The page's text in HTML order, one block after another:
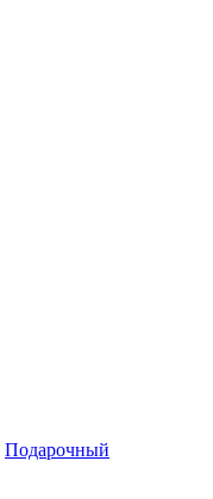
Подарочный